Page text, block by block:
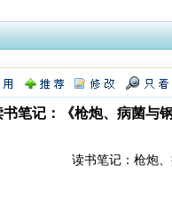
书笔记：《枪炮、病菌与
笔记：枪炮、病